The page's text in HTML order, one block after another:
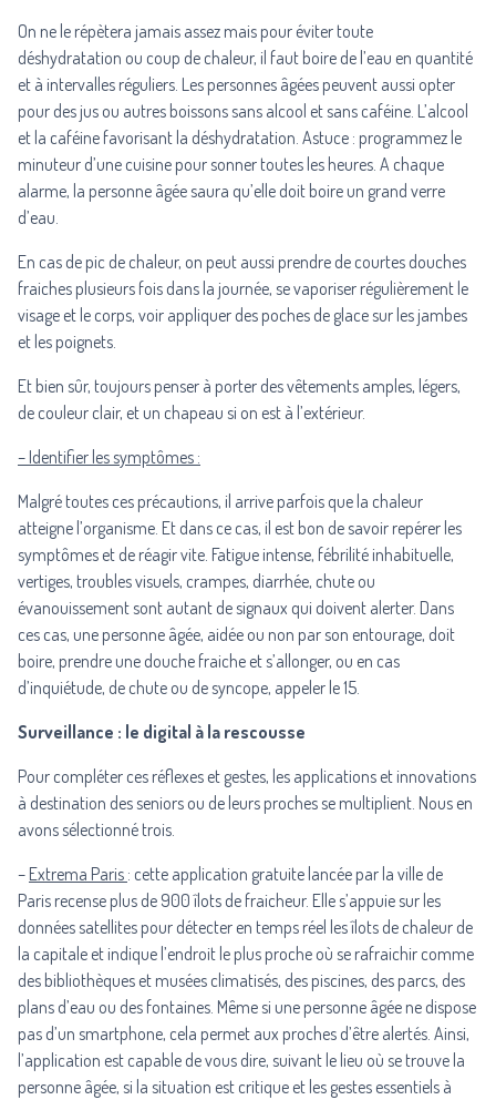
On ne le répètera jamais assez mais pour éviter toute
déshydratation ou coup de chaleur, il faut boire de l’eau en quantité
et à intervalles réguliers. Les personnes âgées peuvent aussi opter
pour des jus ou autres boissons sans alcool et sans caféine. L’alcool
et la caféine favorisant la déshydratation. Astuce : programmez le
minuteur d’une cuisine pour sonner toutes les heures. A chaque
alarme, la personne âgée saura qu’elle doit boire un grand verre
d’eau.
En cas de pic de chaleur, on peut aussi prendre de courtes douches
fraiches plusieurs fois dans la journée, se vaporiser régulièrement le
visage et le corps, voir appliquer des poches de glace sur les jambes
et les poignets.
Et bien sûr, toujours penser à porter des vêtements amples, légers,
de couleur clair, et un chapeau si on est à l’extérieur.
– Identifier les symptômes :
Malgré toutes ces précautions, il arrive parfois que la chaleur
atteigne l’organisme. Et dans ce cas, il est bon de savoir repérer les
symptômes et de réagir vite. Fatigue intense, fébrilité inhabituelle,
vertiges, troubles visuels, crampes, diarrhée, chute ou
évanouissement sont autant de signaux qui doivent alerter. Dans
ces cas, une personne âgée, aidée ou non par son entourage, doit
boire, prendre une douche fraiche et s’allonger, ou en cas
d’inquiétude, de chute ou de syncope, appeler le 15.
Surveillance : le digital à la rescousse
Pour compléter ces réflexes et gestes, les applications et innovations
à destination des seniors ou de leurs proches se multiplient. Nous en
avons sélectionné trois.
– Extrema Paris : cette application gratuite lancée par la ville de
Paris recense plus de 900 îlots de fraicheur. Elle s’appuie sur les
données satellites pour détecter en temps réel les îlots de chaleur de
la capitale et indique l’endroit le plus proche où se rafraichir comme
des bibliothèques et musées climatisés, des piscines, des parcs, des
plans d’eau ou des fontaines. Même si une personne âgée ne dispose
pas d’un smartphone, cela permet aux proches d’être alertés. Ainsi,
l’application est capable de vous dire, suivant le lieu où se trouve la
personne âgée, si la situation est critique et les gestes essentiels à